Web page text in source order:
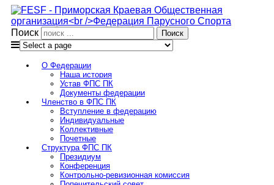
Поиск
О Федерации
Наша история
Устав ФПС ПК
Документы федерации
Членство в ФПС ПК
Вступление в федерацию
Индивидуальные
Коллективные
Почетные
Структура ФПС ПК
Президиум
Конференция
Контрольно-ревизионная комиссия